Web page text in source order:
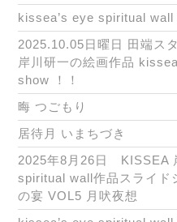
kissea’s eye spiritual wall
2025.10.05日曜日 田端ス
岸川研一の絵画作品
show ！！
晦 つごもり
居待月 いまちづき
2025年8月26日 KISSEA
spiritual wall作品スライ
の宴 VOL5 月吠夜想